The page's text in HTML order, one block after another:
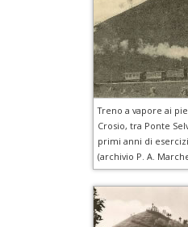
Treno a vapore ai
Crosio, tra Ponte
primi anni di
(archivio P. A.